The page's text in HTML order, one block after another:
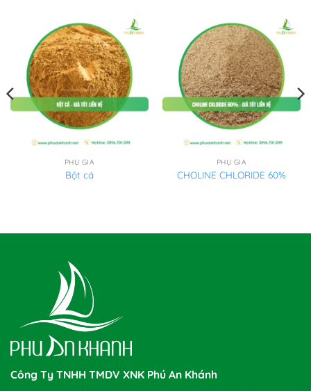
PHỤ GIA
Bột cá
PHỤ GIA
CHOLINE CHLORIDE 60%
Công Ty TNHH TMDV XNK Phú An Khánh